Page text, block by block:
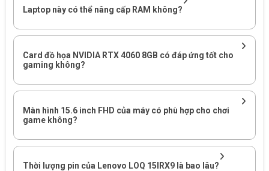
Laptop này có thể nâng cấp RAM không?
Card đồ họa NVIDIA RTX 4060 8GB có đáp ứng tốt cho
gaming không?
Màn hình 15.6 inch FHD của máy có phù hợp cho chơi
game không?
Thời lượng pin của Lenovo LOQ 15IRX9 là bao lâu?